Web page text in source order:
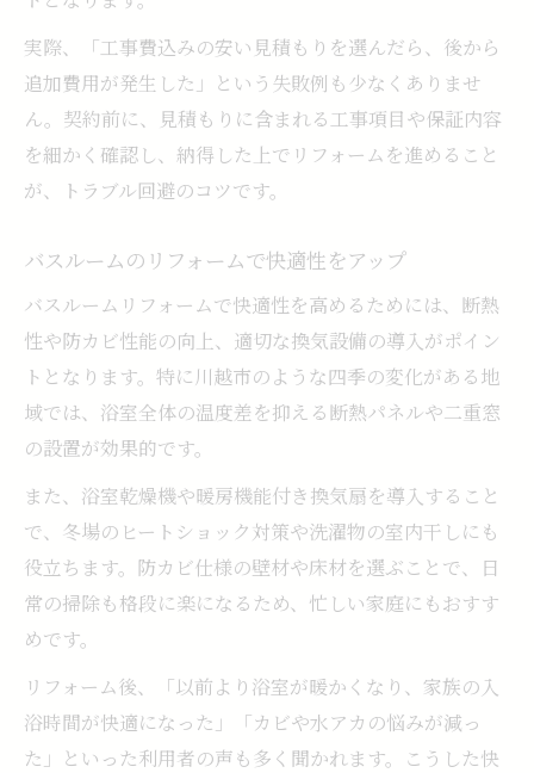
実際、「工事費込みの安い見積もりを選んだら、後から
追加費用が発生した」という失敗例も少なくありませ
ん。契約前に、見積もりに含まれる工事項目や保証内容
を細かく確認し、納得した上でリフォームを進めること
が、トラブル回避のコツです。
バスルームのリフォームで快適性をアップ
バスルームリフォームで快適性を高めるためには、断熱
性や防カビ性能の向上、適切な換気設備の導入がポイン
トとなります。特に川越市のような四季の変化がある地
域では、浴室全体の温度差を抑える断熱パネルや二重窓
の設置が効果的です。
また、浴室乾燥機や暖房機能付き換気扇を導入すること
で、冬場のヒートショック対策や洗濯物の室内干しにも
役立ちます。防カビ仕様の壁材や床材を選ぶことで、日
常の掃除も格段に楽になるため、忙しい家庭にもおすす
めです。
リフォーム後、「以前より浴室が暖かくなり、家族の入
浴時間が快適になった」「カビや水アカの悩みが減っ
た」といった利用者の声も多く聞かれます。こうした快